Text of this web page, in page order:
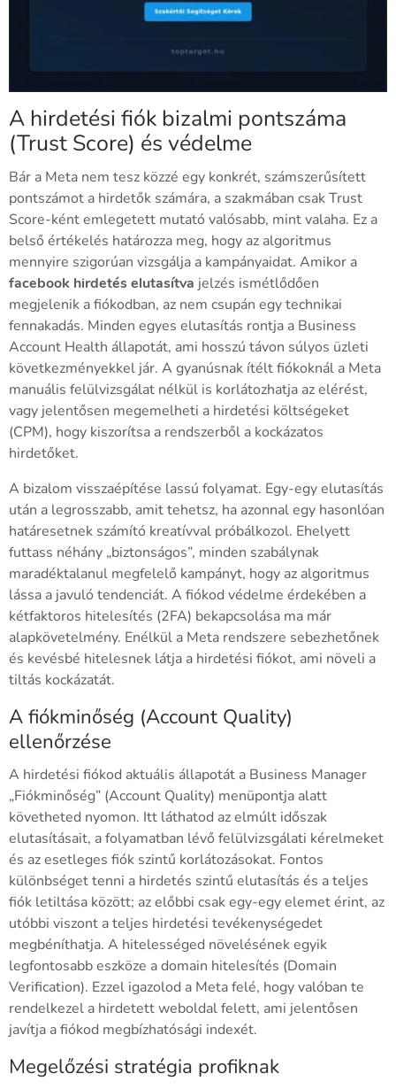
A hirdetési fiók bizalmi pontszáma
(Trust Score) és védelme
Bár a Meta nem tesz közzé egy konkrét, számszerűsített
pontszámot a hirdetők számára, a szakmában csak Trust
Score-ként emlegetett mutató valósabb, mint valaha. Ez a
belső értékelés határozza meg, hogy az algoritmus
mennyire szigorúan vizsgálja a kampányaidat. Amikor a
facebook hirdetés elutasítva jelzés ismétlődően
megjelenik a fiókodban, az nem csupán egy technikai
fennakadás. Minden egyes elutasítás rontja a Business
Account Health állapotát, ami hosszú távon súlyos üzleti
következményekkel jár. A gyanúsnak ítélt fiókoknál a Meta
manuális felülvizsgálat nélkül is korlátozhatja az elérést,
vagy jelentősen megemelheti a hirdetési költségeket
(CPM), hogy kiszorítsa a rendszerből a kockázatos
hirdetőket.
A bizalom visszaépítése lassú folyamat. Egy-egy elutasítás
után a legrosszabb, amit tehetsz, ha azonnal egy hasonlóan
határesetnek számító kreatívval próbálkozol. Ehelyett
futtass néhány „biztonságos”, minden szabálynak
maradéktalanul megfelelő kampányt, hogy az algoritmus
lássa a javuló tendenciát. A fiókod védelme érdekében a
kétfaktoros hitelesítés (2FA) bekapcsolása ma már
alapkövetelmény. Enélkül a Meta rendszere sebezhetőnek
és kevésbé hitelesnek látja a hirdetési fiókot, ami növeli a
tiltás kockázatát.
A fiókminőség (Account Quality)
ellenőrzése
A hirdetési fiókod aktuális állapotát a Business Manager
„Fiókminőség” (Account Quality) menüpontja alatt
követheted nyomon. Itt láthatod az elmúlt időszak
elutasításait, a folyamatban lévő felülvizsgálati kérelmeket
és az esetleges fiók szintű korlátozásokat. Fontos
különbséget tenni a hirdetés szintű elutasítás és a teljes
fiók letiltása között; az előbbi csak egy-egy elemet érint, az
utóbbi viszont a teljes hirdetési tevékenységedet
megbéníthatja. A hitelességed növelésének egyik
legfontosabb eszköze a domain hitelesítés (Domain
Verification). Ezzel igazolod a Meta felé, hogy valóban te
rendelkezel a hirdetett weboldal felett, ami jelentősen
javítja a fiókod megbízhatósági indexét.
Megelőzési stratégia profiknak